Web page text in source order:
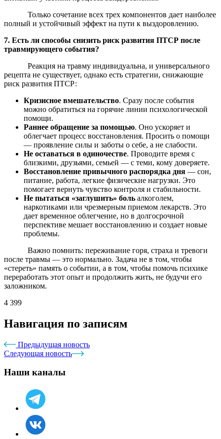
Только сочетание всех трех компонентов дает наиболее
полный и устойчивый эффект на пути к выздоровлению.
7. Есть ли способы снизить риск развития ПТСР после
травмирующего события?
Реакция на травму индивидуальна, и универсального
рецепта не существует, однако есть стратегии, снижающие
риск развития ПТСР:
Кризисное вмешательство. Сразу после события
можно обратиться на горячие линии психологической
помощи.
Раннее обращение за помощью. Оно ускоряет и
облегчает процесс восстановления. Просить о помощи
— проявление силы и заботы о себе, а не слабости.
Не оставаться в одиночестве. Проводите время с
близкими, друзьями, семьей — с теми, кому доверяете.
Восстановление привычного распорядка дня — сон,
питание, работа, легкие физические нагрузки. Это
помогает вернуть чувство контроля и стабильности.
Не пытаться «заглушить» боль алкоголем,
наркотиками или чрезмерным приемом лекарств. Это
дает временное облегчение, но в долгосрочной
перспективе мешает восстановлению и создает новые
проблемы.
Важно помнить: переживание горя, страха и тревоги
после травмы — это нормально. Задача не в том, чтобы
«стереть» память о событии, а в том, чтобы помочь психике
переработать этот опыт и продолжить жить, не будучи его
заложником.
4 399
Навигация по записям
Предыдущая новость
Следующая новость
Наши каналы